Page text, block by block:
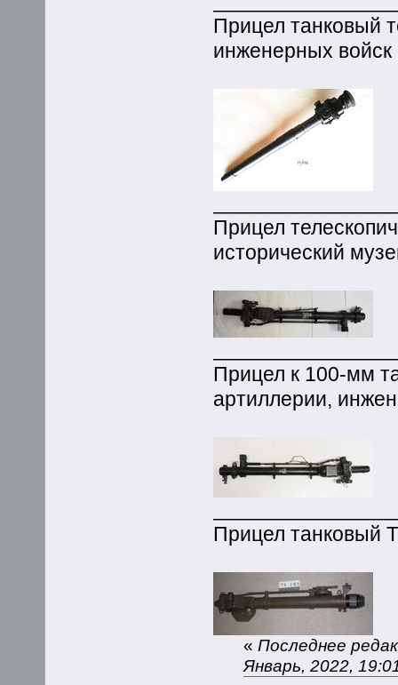
Прицел танковый
инженерных войск
Прицел
исторический
Прицел к 100-мм
артиллерии,
Прицел танковый
« Последнее
Январь, 2022,